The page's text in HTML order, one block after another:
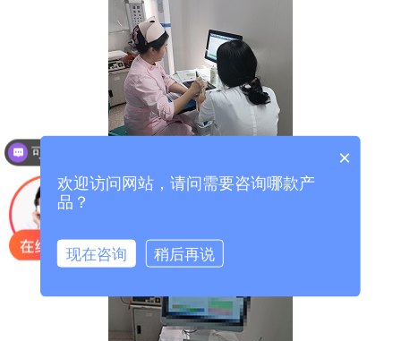
×
欢迎访问网站，请问需要咨询哪款产
品？
现在咨询 稍后再说